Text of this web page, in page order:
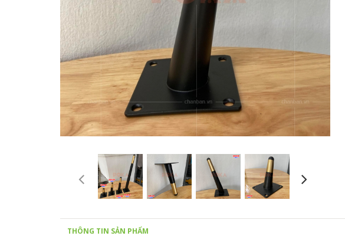
THÔNG TIN SẢN PHẨM